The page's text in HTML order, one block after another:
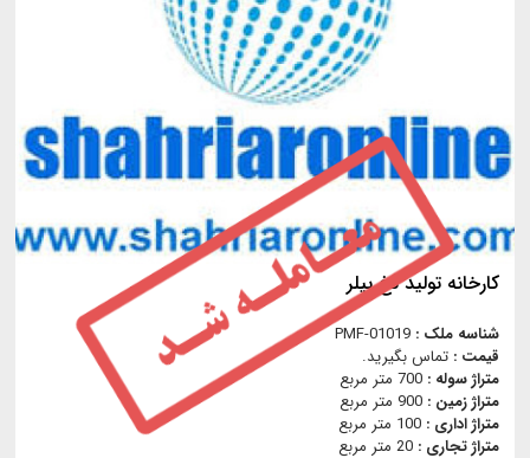
کارخانه تولید نخ بیلر
شناسه ملک : PMF-01019
قیمت : تماس بگیرید.
متراژ سوله : 700 متر مربع
متراژ زمین : 900 متر مربع
متراژ اداری : 100 متر مربع
متراژ تجاری : 20 متر مربع